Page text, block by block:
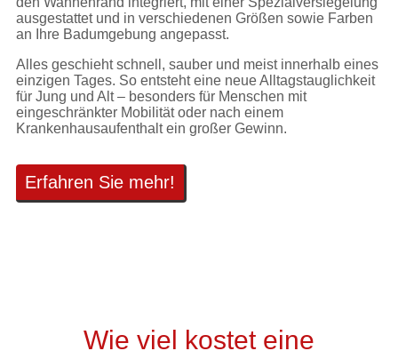
ausgestattet und in verschiedenen Größen sowie Farben
an Ihre Badumgebung angepasst.
Alles geschieht schnell, sauber und meist innerhalb eines
einzigen Tages. So entsteht eine neue Alltagstauglichkeit
für Jung und Alt – besonders für Menschen mit
eingeschränkter Mobilität oder nach einem
Krankenhausaufenthalt ein großer Gewinn.
Erfahren Sie mehr!
Wie viel kostet eine